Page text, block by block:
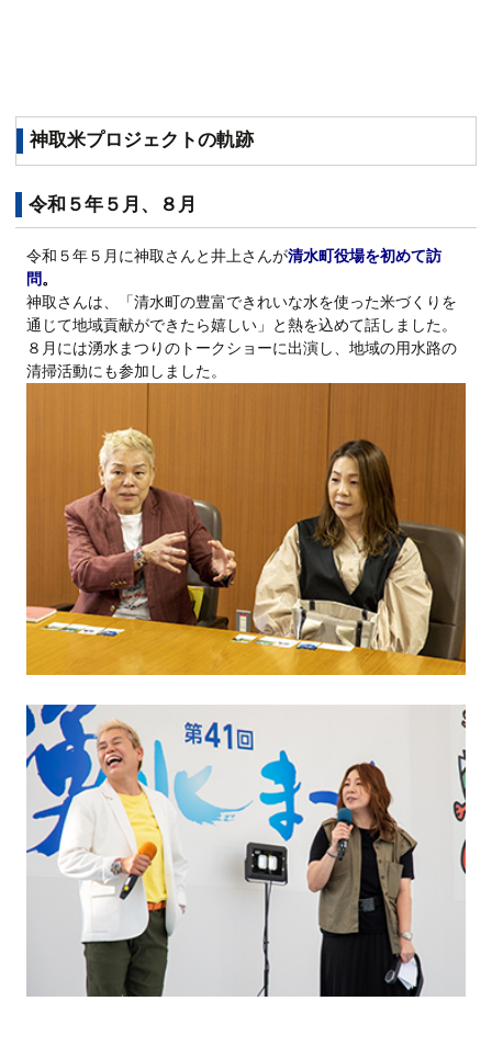
神取米プロジェクトの軌跡
令和５年５月、８月
令和５年５月に神取さんと井上さんが清水町役場を初めて訪
問。
神取さんは、「清水町の豊富できれいな水を使った米づくりを
通じて地域貢献ができたら嬉しい」と熱を込めて話しました。
８月には湧水まつりのトークショーに出演し、地域の用水路の
清掃活動にも参加しました。